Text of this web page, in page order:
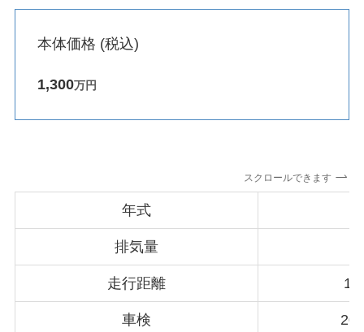
本体価格 (税込)
1,300万円
スクロールできます
年式
排気量
走行距離
車検